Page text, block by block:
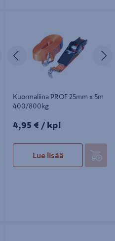
SeuraavaEdellinen
Kuormaliina PROF 25mm x 5m
400/800kg
4,95€/kpl
4,95 € / kpl
Lue lisää